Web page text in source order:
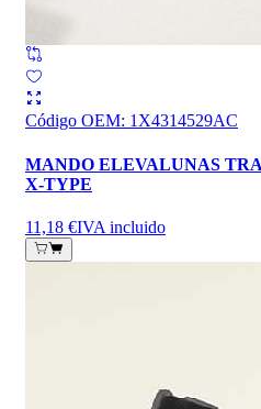
Código OEM: 1X4314529AC
MANDO ELEVALUNAS
X-TYPE
11,18 €IVA incluido